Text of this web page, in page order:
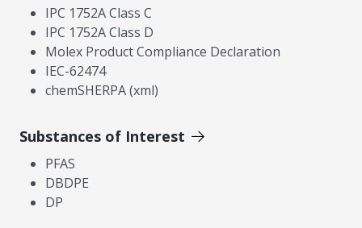
IPC 1752A Class C
IPC 1752A Class D
Molex Product Compliance Declaration
IEC-62474
chemSHERPA (xml)
Substances of Interest
PFAS
DBDPE
DP